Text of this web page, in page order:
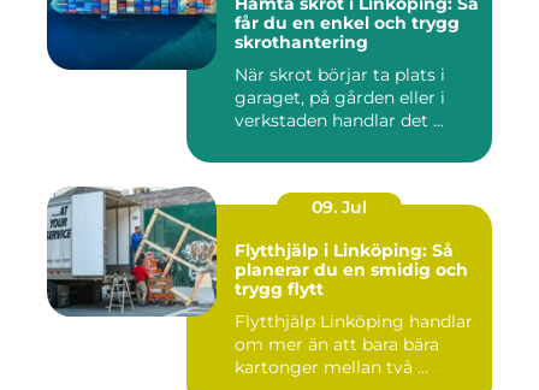
får du en enkel och trygg
skrothantering
När skrot börjar ta plats i
garaget, på gården eller i
verkstaden handlar det ...
09. Jul
Flytthjälp i Linköping: Så
planerar du en smidig och
trygg flytt
Flytthjälp Linköping handlar
om mer än att bara bära
kartonger mellan två ...